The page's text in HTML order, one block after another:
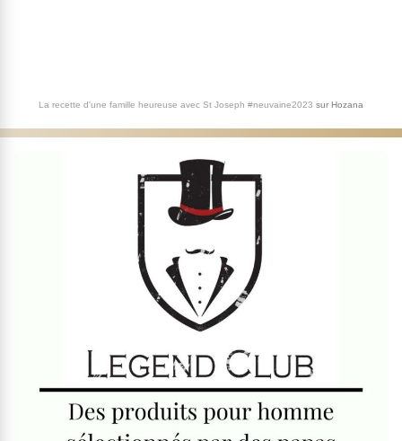
La recette d'une famille heureuse avec St Joseph #neuvaine2023 sur Hozana